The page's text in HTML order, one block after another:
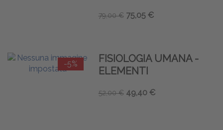
79,00 € 75,05 €
-5%
FISIOLOGIA UMANA -
ELEMENTI
52,00 € 49,40 €